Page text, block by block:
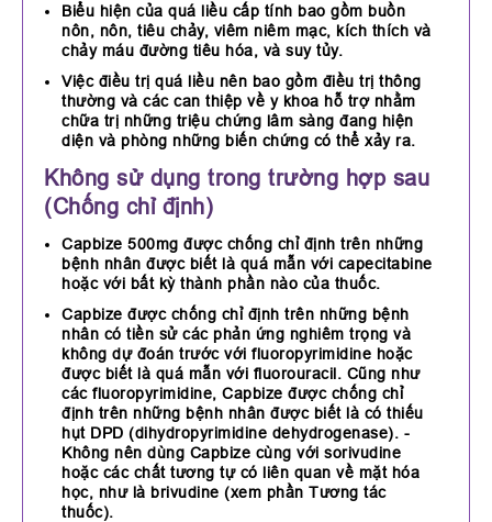
Biểu hiện của quá liều cấp tính bao gồm buồn
nôn, nôn, tiêu chảy, viêm niêm mạc, kích thích và
chảy máu đường tiêu hóa, và suy tủy.
Việc điều trị quá liều nên bao gồm điều trị thông
thường và các can thiệp về y khoa hỗ trợ nhằm
chữa trị những triệu chứng lâm sàng đang hiện
diện và phòng những biến chứng có thể xảy ra.
Không sử dụng trong trường hợp sau
(Chống chỉ định)
Capbize 500mg được chống chỉ định trên những
bệnh nhân được biết là quá mẫn với capecitabine
hoặc với bất kỳ thành phần nào của thuốc.
Capbize được chống chỉ định trên những bệnh
nhân có tiền sử các phản ứng nghiêm trọng và
không dự đoán trước với fluoropyrimidine hoặc
được biết là quá mẫn với fluorouracil. Cũng như
các fluoropyrimidine, Capbize được chống chỉ
định trên những bệnh nhân được biết là có thiếu
hụt DPD (dihydropyrimidine dehydrogenase). -
Không nên dùng Capbize cùng với sorivudine
hoặc các chất tương tự có liên quan về mặt hóa
học, như là brivudine (xem phần Tương tác
thuốc).